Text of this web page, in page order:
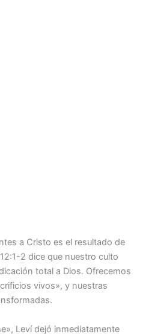
a Cristo es el resultado de
2 dice que nuestro culto
total a Dios. Ofrecemos
vivos», y nuestras
Leví dejó inmediatamente